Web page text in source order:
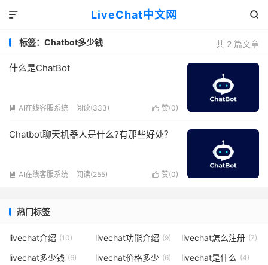
LiveChat中文网 

共 2 篇文章
标签：Chatbot多少钱
什么是ChatBot
 赞(0)
 AI在线客服系统 阅读(333)
Chatbot聊天机器人是什么?有那些好处？
 赞(0)
 AI在线客服系统 阅读(255)
热门标签
livechat介绍 (10) livechat功能介绍 (9) livechat怎么注册 (7)
livechat多少钱 (6) livechat价格多少 (6) livechat是什么 (4)